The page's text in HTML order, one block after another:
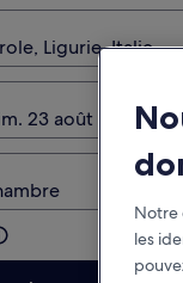
23 août
Notre
les